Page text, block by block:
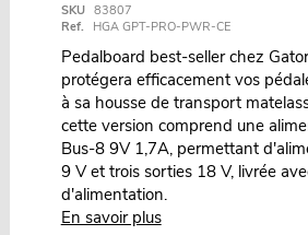
SKU 83807
Ref.
HGA GPT-PRO-PWR-CE
Pedalboard best-seller chez
protégera efficacement vos
à sa housse de transport
cette version comprend une
Bus-8 9V 1,7A, permettant
9 V et trois sorties 18 V, livrée
d'alimentation.
En savoir plus